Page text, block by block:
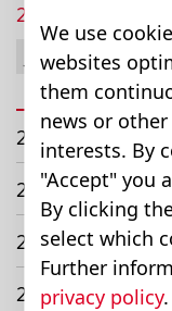
2026
Januar (1)
März (1)
2024
2023
2022
2021
We use
websites
them
news or
interests. By
"Accept" you
By clicking
select which
Further
privacy policy.